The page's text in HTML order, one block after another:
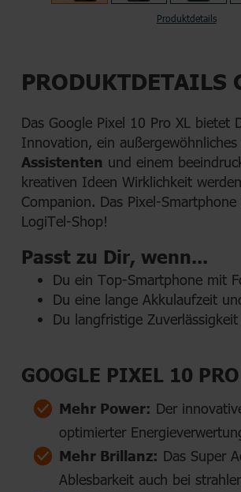
Produktdetails
PRODUKTDETAILS
Das Google Pixel 10 Pro XL bietet
Innovation, ein
Assistenten und einem
kreativen Ideen Wirklichkeit
Companion. Das Pixel-
LogiTel-Shop!
Passt zu Dir, wenn...
Du ein Top-Smartphone mit
Du eine lange Akkulaufzeit
Du langfristige
GOOGLE PIXEL 10
Mehr Power: Der
optimierter
Mehr Brillanz: Das Super
Ablesbarkeit auch bei